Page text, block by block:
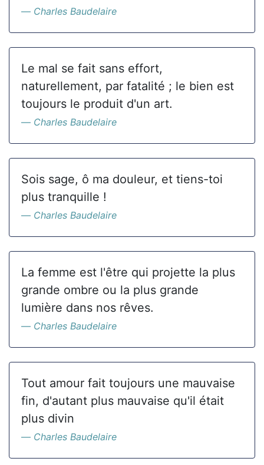
Charles Baudelaire
Le mal se fait sans effort,
naturellement, par fatalité ; le bien est
toujours le produit d'un art.
Charles Baudelaire
Sois sage, ô ma douleur, et tiens-toi
plus tranquille !
Charles Baudelaire
La femme est l'être qui projette la plus
grande ombre ou la plus grande
lumière dans nos rêves.
Charles Baudelaire
Tout amour fait toujours une mauvaise
fin, d'autant plus mauvaise qu'il était
plus divin
Charles Baudelaire